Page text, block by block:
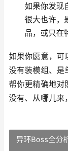
如果你发现
很大也许，
品，或只在
如果你愿意，
没有装模组、是
帮你更精确地对
没有、从哪儿来
异环Boss全分